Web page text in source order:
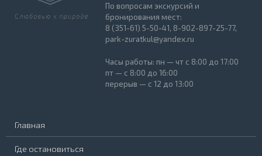
По вопросам экскурсий и
бронирования мест:
8 (351-61) 5-50-41, 8-902-897-25-77,
park-zuratkul@yandex.ru
Часы работы: пн — чт с 8:00 до 17:00
пт — с 8:00 до 16:00
перерыв — с 12 до 13:00
Главная
Где остановиться